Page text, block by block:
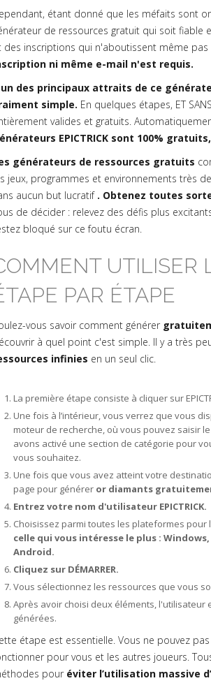
étant donné que les méfaits sont
de ressources gratuit qui soit fiable
des inscriptions qui n'aboutissent même
ni même e-mail n'est requis.
des principaux attraits de ce
simple. En quelques étapes, ET
valides et gratuits.
EPICTRICK sont 100%
générateurs de ressources gratuits
jeux, programmes et environnements très
aucun but lucratif . Obtenez toutes
de décider : relevez des défis plus
bloqué sur ce foutu écran.
UTILISER
PAR ÉTAPE
vous savoir comment générer
à quel point c'est simple. Il y a très
infinies en un seul clic.
La première étape consiste à cliquer sur
Une fois à l’intérieur, vous verrez que vous
moteur de recherche, où vous pouvez saisir
avons activé une section de catégorie pour
vous souhaitez.
Une fois que vous avez atteint votre
page pour générer or diamants
Entrez votre nom d'utilisateur EPICTRICK.
Choisissez parmi toutes les plateformes
celle qui vous intéresse le plus :
Android.
Cliquez sur DÉMARRER.
Vous sélectionnez les ressources que vous
Après avoir choisi deux éléments,
générées.
étape est essentielle. Vous ne pouvez
pour vous et les autres joueurs.
pour éviter l’utilisation massive